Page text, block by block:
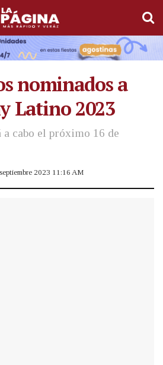
nominados a
Latino 2023
cabo el próximo 16 de
2023 11:16 AM